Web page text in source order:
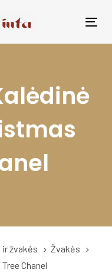
žvakės
Žvakės
Chanel